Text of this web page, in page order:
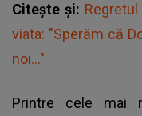
Citește și:
viata: "Sperăm că
noi..."
Printre cele mai